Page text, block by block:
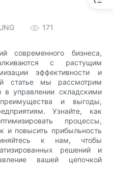
171
современного бизнеса,
с растущим
эффективности и
статье мы рассмотрим
в управлении складскими
и выгоды,
Узнайте, как
процессы,
и повысить прибыльность
к нам, чтобы
решений и
вашей цепочкой